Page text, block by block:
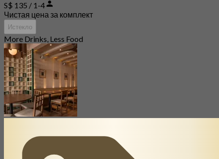
S$ 135 / 1-4
Чистая цена за комплект
Истекло
More Drinks, Less Food